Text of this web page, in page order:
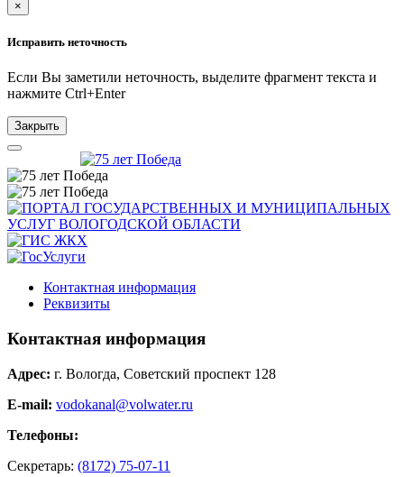
×
Исправить неточность
Если Вы заметили неточность, выделите фрагмент текста и
нажмите Ctrl+Enter
Закрыть
Контактная информация
Реквизиты
Контактная информация
Адрес: г. Вологда, Советский проспект 128
E-mail: vodokanal@volwater.ru
Телефоны:
Секретарь: (8172) 75-07-11